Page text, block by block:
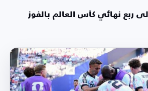
ربع نهائي كأس العالم بالفوز